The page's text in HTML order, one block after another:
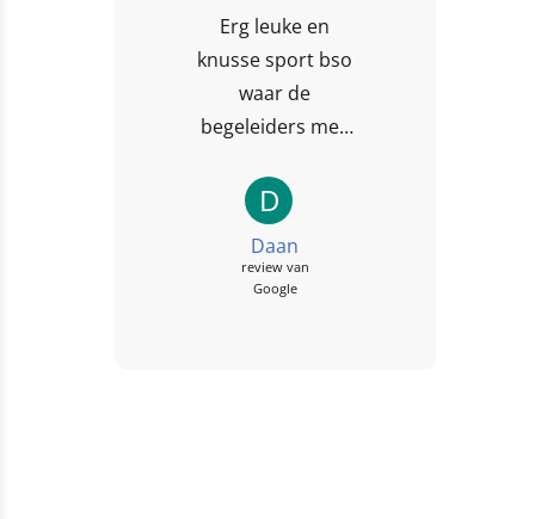
Erg leuke en
knusse sport bso
waar de
begeleiders mee
kinderen!
D
Daan
review van
Google